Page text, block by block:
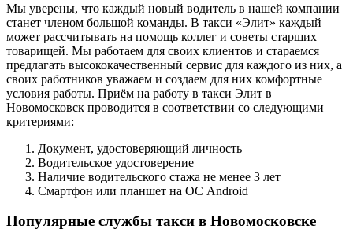
Мы уверены, что каждый новый водитель в нашей компании
станет членом большой команды. В такси «Элит» каждый
может рассчитывать на помощь коллег и советы старших
товарищей. Мы работаем для своих клиентов и стараемся
предлагать высококачественный сервис для каждого из них, а
своих работников уважаем и создаем для них комфортные
условия работы. Приём на работу в такси Элит в
Новомосковск проводится в соответствии со следующими
критериями:
Документ, удостоверяющий личность
Водительское удостоверение
Наличие водительского стажа не менее 3 лет
Смартфон или планшет на ОС Android
Популярные службы такси в Новомосковске